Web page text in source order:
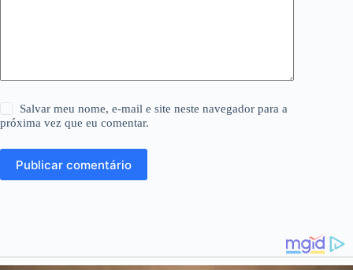
Salvar meu nome, e-mail e site neste navegador para a
próxima vez que eu comentar.
Publicar comentário